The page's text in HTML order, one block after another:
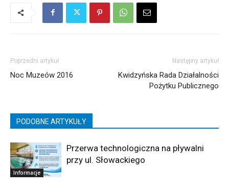
Poprzedni artykuł
Noc Muzeów 2016
Następny artykuł
Kwidzyńska Rada Działalności
Pożytku Publicznego
PODOBNE ARTYKUŁY
Informacje
Przerwa technologiczna na pływalni
przy ul. Słowackiego